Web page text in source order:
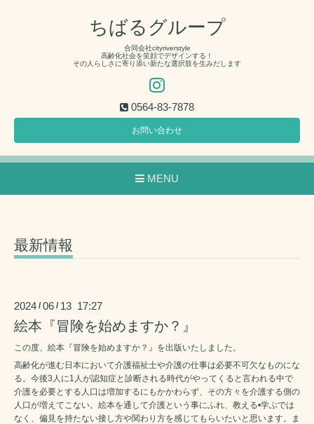
ちばるグループ
合同会社cityriverstyle
高齢化社会を笑顔でデザインする！
その人らしさに寄り添い新たな選択肢を生みだします
0564-83-7878
お問い合わせ
MENU
最新情報
2024 /06 / 13 17:27
絵本『冒険を始めますか？』
この度、絵本『冒険を始めますか？』を出版いたしました。
高齢化が進む日本において介護福祉士や介護の仕事は必要不可欠なものにな
る。今後3人に1人が認知症と診断される時代がやってくると言われる中で
介護を必要とする人口は増加するにもかかわらず、その方々を介護する側の
人口が増えてこない。絵本を通して介護という事にふれ、教える•学ぶでは
なく、偏見を持たない接し方や関わり方を感じてもらいたいと思います。ま